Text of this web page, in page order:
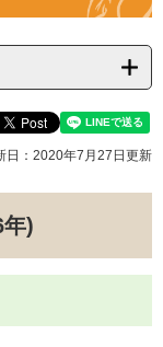
日：2020年7月27日更新
)